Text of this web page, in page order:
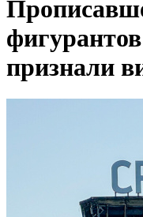
признали